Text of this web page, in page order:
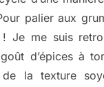
palier aux
Je me suis
d’épices à
la texture